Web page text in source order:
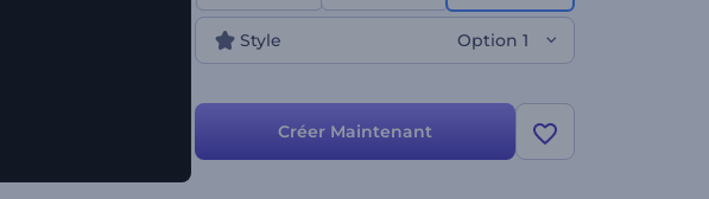
Style Option 1
Créer Maintenant